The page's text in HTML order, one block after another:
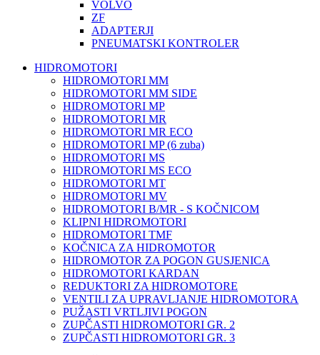
VOLVO
ZF
ADAPTERJI
PNEUMATSKI KONTROLER
HIDROMOTORI
HIDROMOTORI MM
HIDROMOTORI MM SIDE
HIDROMOTORI MP
HIDROMOTORI MR
HIDROMOTORI MR ECO
HIDROMOTORI MP (6 zuba)
HIDROMOTORI MS
HIDROMOTORI MS ECO
HIDROMOTORI MT
HIDROMOTORI MV
HIDROMOTORI B/MR - S KOČNICOM
KLIPNI HIDROMOTORI
HIDROMOTORI TMF
KOČNICA ZA HIDROMOTOR
HIDROMOTOR ZA POGON GUSJENICA
HIDROMOTORI KARDAN
REDUKTORI ZA HIDROMOTORE
VENTILI ZA UPRAVLJANJE HIDROMOTORA
PUŽASTI VRTLJIVI POGON
ZUPČASTI HIDROMOTORI GR. 2
ZUPČASTI HIDROMOTORI GR. 3